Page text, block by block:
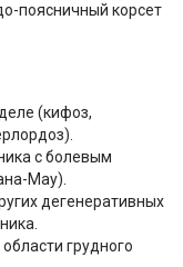
поясничный корсет
(кифоз,
с болевым
Мау).
дегенеративных
грудного